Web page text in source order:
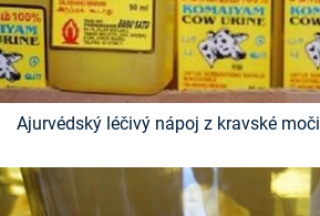
Ajurvédský léčivý nápoj z kravské moči